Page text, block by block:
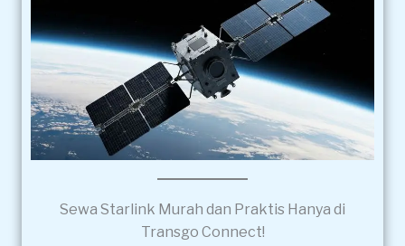
Sewa Starlink Murah dan Praktis Hanya di
Transgo Connect!